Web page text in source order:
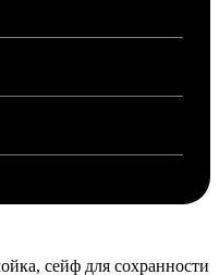
сейф для сохранности